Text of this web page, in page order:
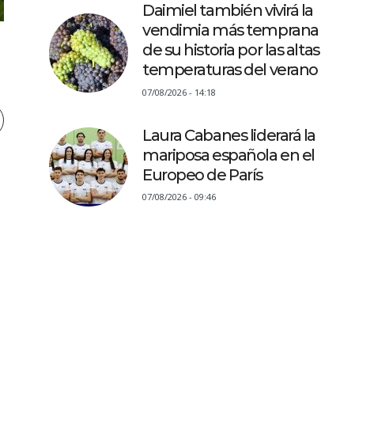
Daimiel también vivirá la
vendimia más temprana
de su historia por las altas
temperaturas del verano
07/08/2026 - 14:18
Laura Cabanes liderará la
mariposa española en el
Europeo de París
07/08/2026 - 09:46